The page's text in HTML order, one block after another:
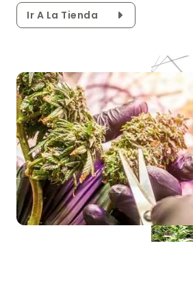
Ir A La Tienda